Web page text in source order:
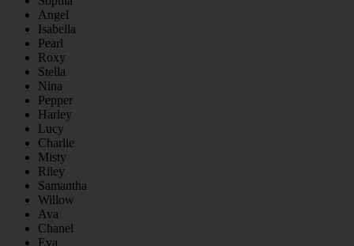
Angel
Isabella
Pearl
Roxy
Stella
Nina
Pepper
Harley
Lucy
Charlie
Misty
Riley
Samantha
Willow
Ava
Chanel
Eva